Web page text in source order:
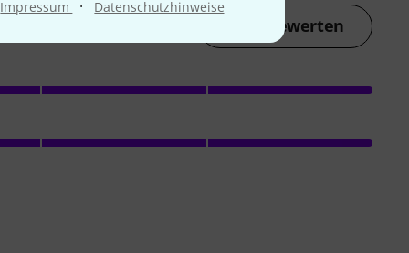
Impressum · Datenschutzhinweise
Jetzt bewerten